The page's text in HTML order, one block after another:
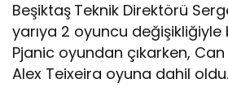
Beşiktaş Teknik Direktörü
yarıya 2 oyuncu değişikliğiyle
Pjanic oyundan çıkarken,
Alex Teixeira oyuna dahil oldu.